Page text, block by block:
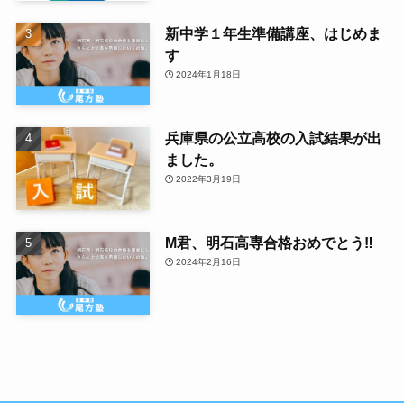
新中学１年生準備講座、はじめま
す
2024年1月18日
兵庫県の公立高校の入試結果が出
ました。
2022年3月19日
M君、明石高専合格おめでとう‼
2024年2月16日